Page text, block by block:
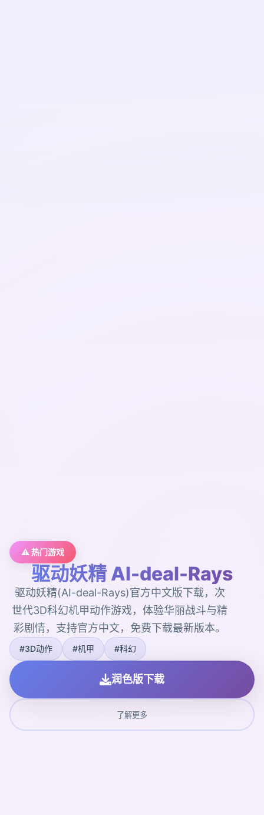
⚠️ 热门游戏
驱动妖精 AI-deal-Rays
驱动妖精(AI-deal-Rays)官方中文版下载，次
世代3D科幻机甲动作游戏，体验华丽战斗与精
彩剧情，支持官方中文，免费下载最新版本。
#3D动作 #机甲 #科幻
润色版下载
了解更多